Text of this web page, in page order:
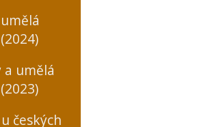
a umělá
českých